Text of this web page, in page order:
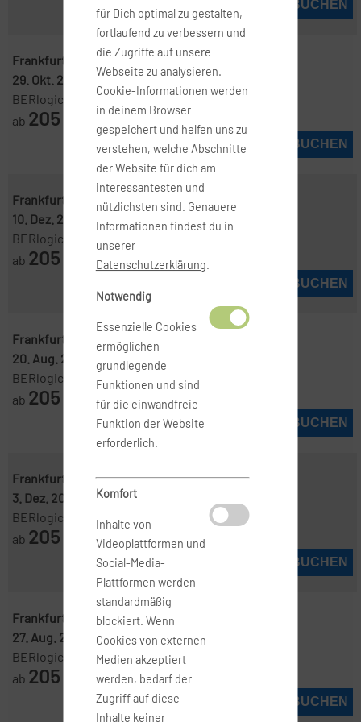
JETZT BUCHEN
Frankfurt ( FRA )- Kopenhagen ( CPH )
29. Okt. 2026
1. Nov. 2026
BERlogic
ab 205
JETZT BUCHEN
Frankfurt ( FRA )- Kopenhagen ( CPH )
10. Dez. 2026
13. Dez. 2026
BERlogic
ab 205
JETZT BUCHEN
Frankfurt ( FRA )
Kopenhagen ( CPH )
20. Aug. 2026
24. Aug. 2026
BERlogic
ab 205
JETZT BUCHEN
Frankfurt ( FRA )-Kopenhagen ( CPH )
3. Dez. 2026
5. Dez. 2026
BERlogic
ab 205
JETZT BUCHEN
Frankfurt ( FRA )-Kopenhagen ( CPH )
27. Aug. 2026
29. Aug. 2026
BERlogic
ab 205
JETZT BUCHEN
für Dich optimal zu gestalten,
fortlaufend zu verbessern und
die Zugriffe auf unsere
Webseite zu analysieren.
Cookie-Informationen werden
in deinem Browser
gespeichert und helfen uns zu
verstehen, welche Abschnitte
der Website für dich am
interessantesten und
nützlichsten sind. Genauere
Informationen findest du in
unserer
Datenschutzerklärung.
Notwendig
Essenzielle Cookies
ermöglichen
grundlegende
Funktionen und sind
für die einwandfreie
Funktion der Website
erforderlich.
Komfort
Inhalte von
Videoplattformen und
Social-Media-
Plattformen werden
standardmäßig
blockiert. Wenn
Cookies von externen
Medien akzeptiert
werden, bedarf der
Zugriff auf diese
Inhalte keiner